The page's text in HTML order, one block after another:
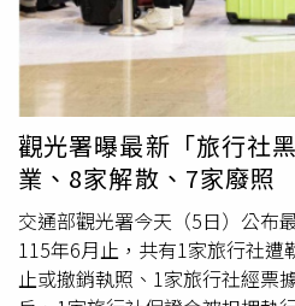
間發生岩壁崩落事故，造成死
罹難者分別為24歲泰籍工人阿
圖；重傷者包括28歲泰國籍女
等，目前仍在清萊
後，警方、鐵路局、承包商及救
里的隧道內展開搜救，並將傷亡
項目工程師帕塔蓬表示，堆鑾隧
工程4座主要隧道之一，全長
通，目前正進行隧道內壁永久
工程，整體施作進度已完成約四
觀光署曝最新「旅行社
業、8家解散、7家廢照
交通部觀光署今天（5日）公布
115年6月止，共有1家旅行社遭
止或撤銷執照、1家旅行社經票